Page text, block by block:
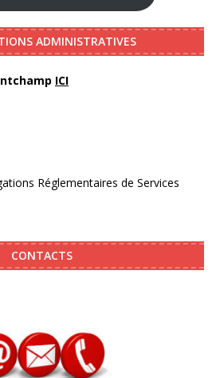
ADMINISTRATIVES
ICI
Réglementaires de Services
CONTACTS